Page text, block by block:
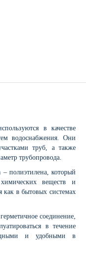
в качестве
водоснабжения. Они
труб, а также
трубопровода.
– полиэтилена, который
веществ и
как в бытовых системах
соединение,
в течение
и удобными в